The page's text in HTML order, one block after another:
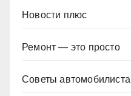
Новости плюс
Ремонт — это просто
Советы